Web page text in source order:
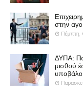
στην
Πέμπτη,
ΔΥΠΑ:
μισθού